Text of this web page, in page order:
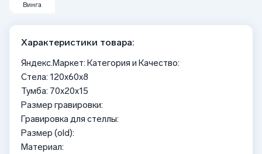
Винга
Характеристики товара:
Яндекс.Маркет: Категория и Качество:
Стела: 120x60x8
Тумба: 70x20x15
Размер гравировки:
Гравировка для стеллы:
Размер (old):
Материал: